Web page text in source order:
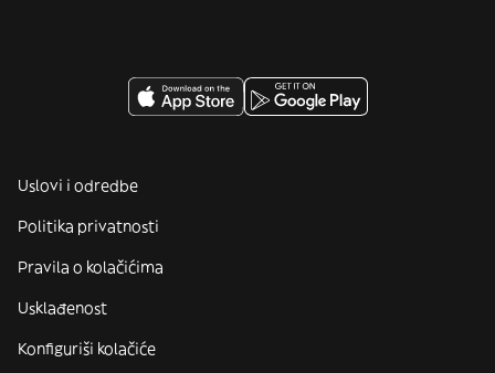
Uslovi i odredbe
Politika privatnosti
Pravila o kolačićima
Usklađenost
Konfiguriši kolačiće